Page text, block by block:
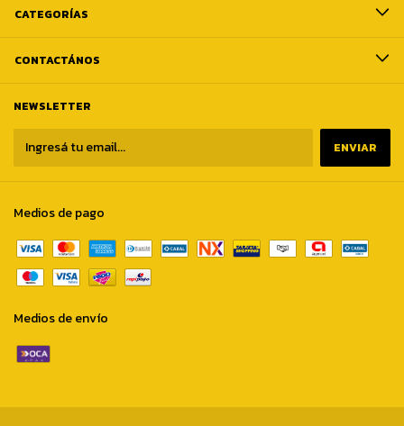
CATEGORÍAS
CONTACTÁNOS
NEWSLETTER
Medios de pago
Medios de envío